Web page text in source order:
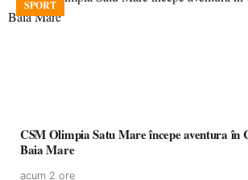
SPORT
CSM Olimpia Satu Mare începe aventura în Cupa României la
Baia Mare
acum 2 ore